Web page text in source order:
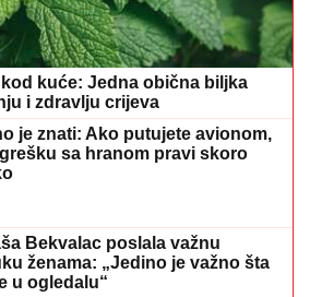
kuće: Jedna obična biljka
i zdravlju crijeva
je znati: Ako putujete avionom,
sa hranom pravi skoro
Bekvalac poslala važnu
ženama: „Jedino je važno šta
u ogledalu“